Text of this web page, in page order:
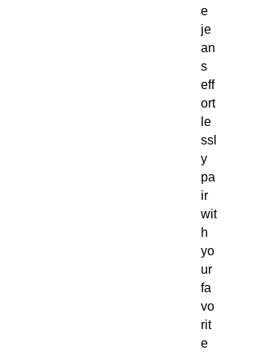
e
je
an
s
eff
ort
le
ssl
y
pa
ir
wit
h
yo
ur
fa
vo
rit
e